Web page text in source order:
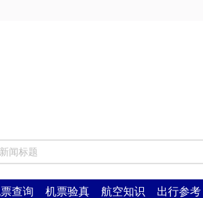
查询 机票验真 航空知识 出行参考